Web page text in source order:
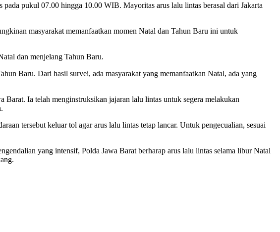
pukul 07.00 hingga 10.00 WIB. Mayoritas arus lalu lintas berasal dari Jakarta
masyarakat memanfaatkan momen Natal dan Tahun Baru ini untuk
dan menjelang Tahun Baru.
Baru. Dari hasil survei, ada masyarakat yang memanfaatkan Natal, ada yang
Ia telah menginstruksikan jajaran lalu lintas untuk segera melakukan
tersebut keluar tol agar arus lalu lintas tetap lancar. Untuk pengecualian, sesuai
yang intensif, Polda Jawa Barat berharap arus lalu lintas selama libur Natal